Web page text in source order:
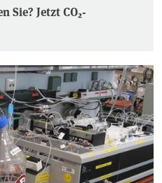
Jetzt CO₂-